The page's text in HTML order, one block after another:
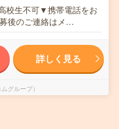
生不可▼携帯電話をお
後のご連絡はメ…
詳しく見る
グループ）